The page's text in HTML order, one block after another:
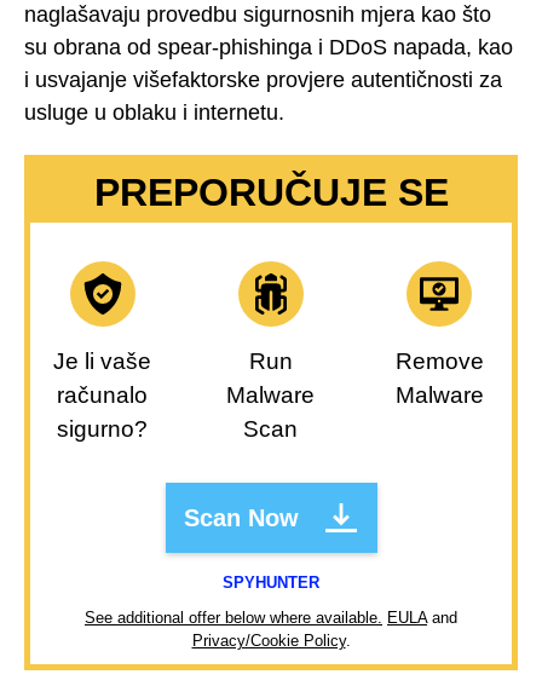
naglašavaju provedbu sigurnosnih mjera kao što
su obrana od spear-phishinga i DDoS napada, kao
i usvajanje višefaktorske provjere autentičnosti za
usluge u oblaku i internetu.
PREPORUČUJE SE
Je li vaše
računalo
sigurno?
Run
Malware
Scan
Remove
Malware
Scan Now
SPYHUNTER
See additional offer below where available. EULAand
Privacy/Cookie Policy.